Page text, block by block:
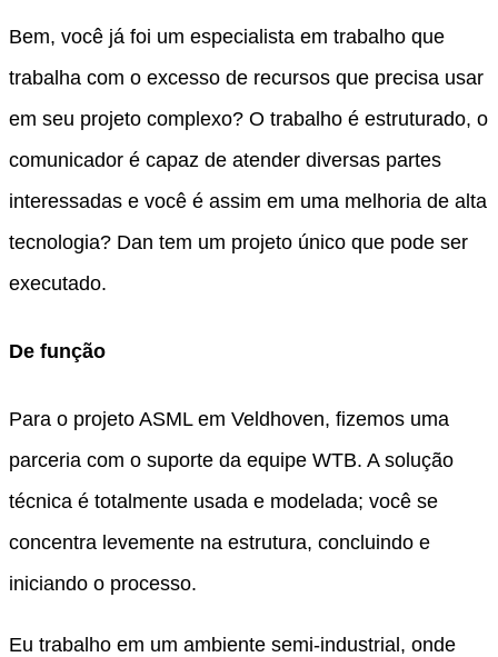
Bem, você já foi um especialista em trabalho que
trabalha com o excesso de recursos que precisa usar
em seu projeto complexo? O trabalho é estruturado, o
comunicador é capaz de atender diversas partes
interessadas e você é assim em uma melhoria de alta
tecnologia? Dan tem um projeto único que pode ser
executado.
De função
Para o projeto ASML em Veldhoven, fizemos uma
parceria com o suporte da equipe WTB. A solução
técnica é totalmente usada e modelada; você se
concentra levemente na estrutura, concluindo e
iniciando o processo.
Eu trabalho em um ambiente semi-industrial, onde